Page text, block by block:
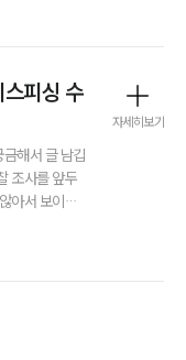
.
피싱 수
조사를 앞두
자세히보기